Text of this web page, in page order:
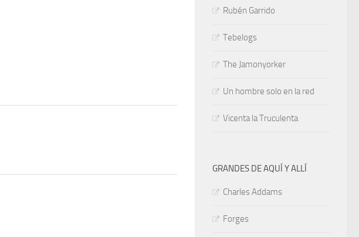
Rubén Garrido
Tebelogs
The Jamonyorker
Un hombre solo en la red
Vicenta la Truculenta
GRANDES DE AQUÍ Y ALLÍ
Charles Addams
Forges